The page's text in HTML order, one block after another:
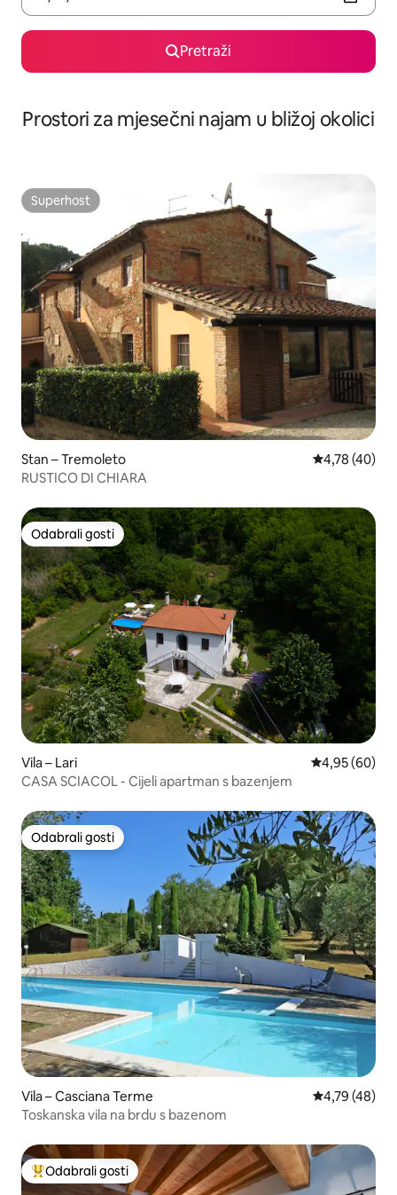
Pretraži
Prostori za mjesečni najam u bližoj okolici
Superhost
Superhost
Stan – Tremoleto Prosječna
4,78 (40)
RUSTICO DI CHIARA
Odabrali gosti
Odabrali gosti
Vila – Lari Prosječna
4,95 (60)
CASA SCIACOL - Cijeli apartman s bazenjem
Odabrali gosti
Odabrali gosti
Vila – Casciana Terme Prosječna
4,79 (48)
Toskanska vila na brdu s bazenom
Među najviše rangiranima s oznakom „Odabrali gosti”
Odabrali gosti